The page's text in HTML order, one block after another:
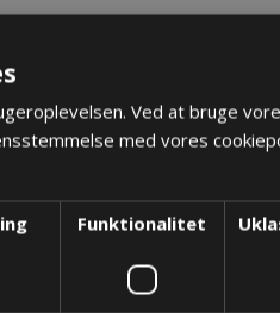
Ved at bruge
med vores
Funktionalitet